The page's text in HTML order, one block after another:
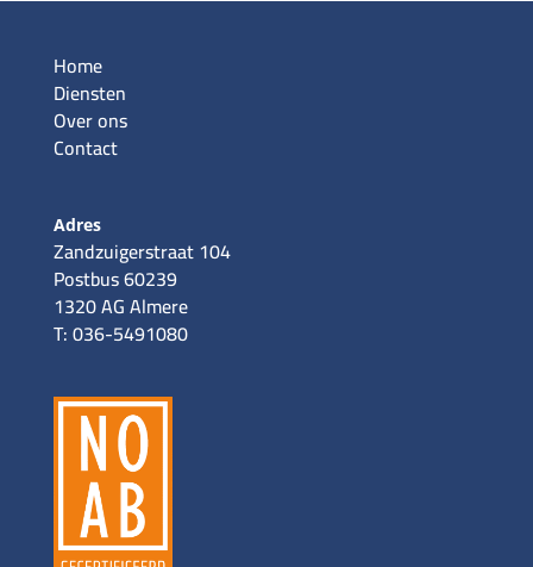
Home
Diensten
Over ons
Contact
Adres
Zandzuigerstraat 104
Postbus 60239
1320 AG Almere
T: 036-5491080